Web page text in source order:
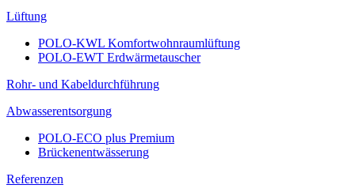
Lüftung
POLO-KWL Komfortwohnraumlüftung
POLO-EWT Erdwärmetauscher
Rohr- und Kabeldurchführung
Abwasserentsorgung
POLO-ECO plus Premium
Brückenentwässerung
Referenzen